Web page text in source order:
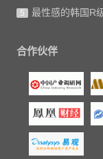
5 最性感的韩国R
合作伙伴